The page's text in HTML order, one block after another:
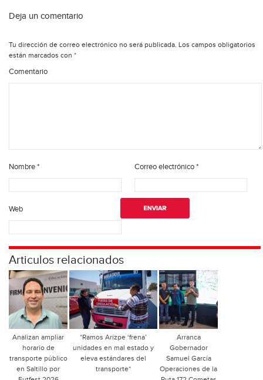
Deja un comentario
Tu dirección de correo electrónico no será publicada. Los campos obligatorios
están marcados con *
Comentario
Nombre* Correo electrónico*
Web
Articulos relacionados
Analizan ampliar
horario de
transporte público
en Saltillo por
*Ramos Arizpe ‘frena’
unidades en mal estado y
eleva estándares del
transporte*
Arranca
Gobernador
Samuel García
Operaciones de la